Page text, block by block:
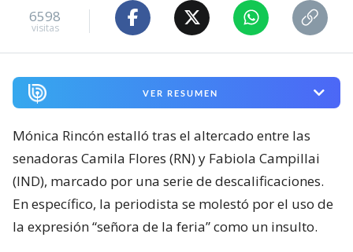
6598
visitas
VER RESUMEN
Mónica Rincón estalló tras el altercado entre las
senadoras Camila Flores (RN) y Fabiola Campillai
(IND), marcado por una serie de descalificaciones.
En específico, la periodista se molestó por el uso de
la expresión “señora de la feria” como un insulto.